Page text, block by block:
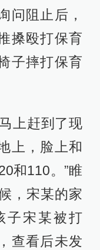
问阻止后，
搡殴打保育
子摔打保育
上赶到了现
上，脸上和
和110。”睢
，宋某的家
子宋某被打
查看后未发